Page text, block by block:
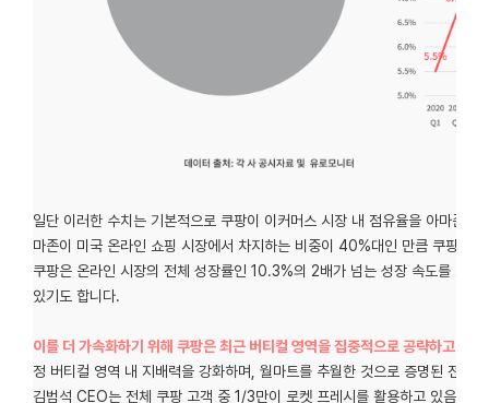
일단 이러한 수치는 기본적으로 쿠팡이 이커머스 시장 내 점유율을 아마존
마존이 미국 온라인 쇼핑 시장에서 차지하는 비중이 40%대인 만큼 쿠팡은
쿠팡은 온라인 시장의 전체 성장률인 10.3%의 2배가 넘는 성장 속도를 보인
있기도 합니다.
이를 더 가속화하기 위해 쿠팡은 최근 버티컬 영역을 집중적으로 공략하고 있습
정 버티컬 영역 내 지배력을 강화하며, 월마트를 추월한 것으로 증명된 전략
김범석 CEO는 전체 쿠팡 고객 중 1/3만이 로켓 프레시를 활용하고 있음을